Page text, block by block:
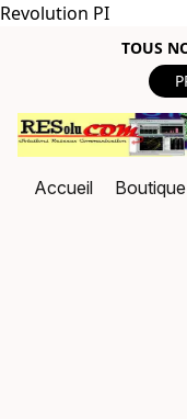
Revolution PI
TOUS
Accueil Boutique